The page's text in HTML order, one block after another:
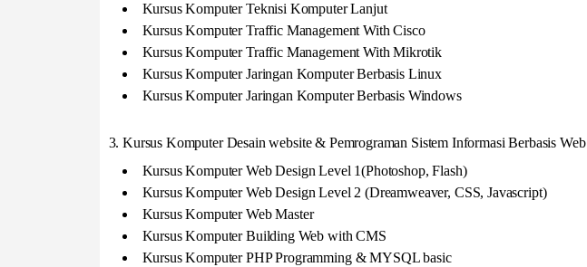
Kursus Komputer Teknisi Komputer Lanjut
Kursus Komputer Traffic Management With Cisco
Kursus Komputer Traffic Management With Mikrotik
Kursus Komputer Jaringan Komputer Berbasis Linux
Kursus Komputer Jaringan Komputer Berbasis Windows
3. Kursus Komputer Desain website & Pemrograman Sistem Informasi Berbasis Web
Kursus Komputer Web Design Level 1(Photoshop, Flash)
Kursus Komputer Web Design Level 2 (Dreamweaver, CSS, Javascript)
Kursus Komputer Web Master
Kursus Komputer Building Web with CMS
Kursus Komputer PHP Programming & MYSQL basic